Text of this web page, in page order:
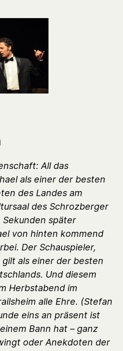
All das
als einer der besten
des Landes am
des Schrozberger
Sekunden später
von hinten kommend
Der Schauspieler,
als einer der besten
Und diesem
Herbstabend im
alle Ehre. (Stefan
eins an präsent ist
Bann hat – ganz
oder Anekdoten der